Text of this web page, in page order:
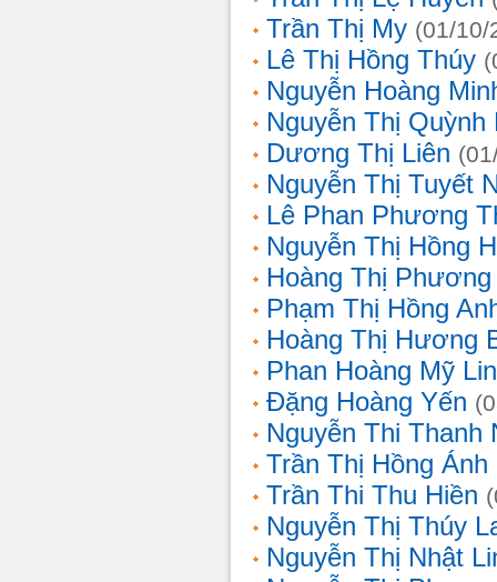
Trần Thị My (01/10/
Lê Thị Hồng Thúy
Nguyễn Hoàng
Nguyễn Thị Quỳnh
Dương Thị Liên
Nguyễn Thị Tuyết
Lê Phan Phương
Nguyễn Thị Hồng
Hoàng Thị Phương
Phạm Thị Hồng
Hoàng Thị Hương
Phan Hoàng Mỹ
Đặng Hoàng Yến
Nguyễn Thi Thanh
Trần Thị Hồng Ánh
Trần Thi Thu Hiền
Nguyễn Thị Thúy
Nguyễn Thị Nhật